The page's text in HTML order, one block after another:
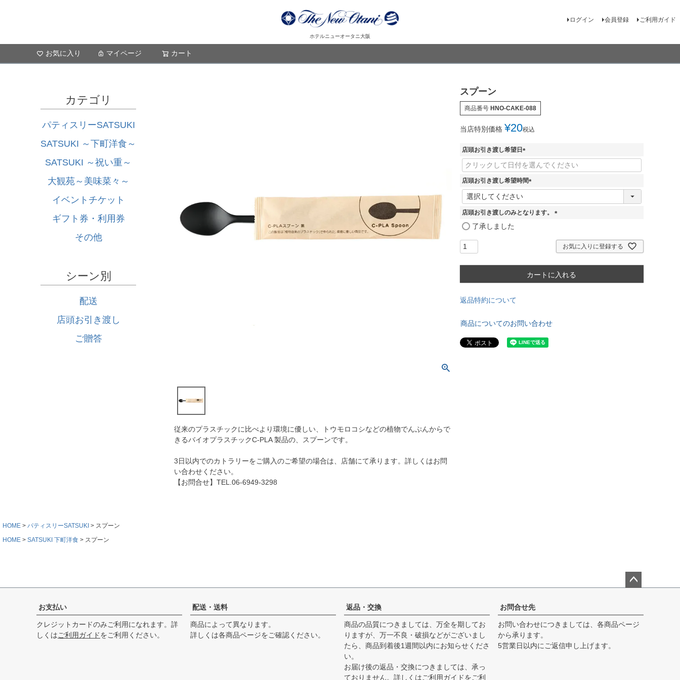
ホテルニューオータニ大阪
ログイン 会員登録 ご利用ガイド
お気に入り マイページ カート
カテゴリ
パティスリーSATSUKI
SATSUKI ～下町洋食～
SATSUKI ～祝い重～
大観苑～美味菜々～
イベントチケット
ギフト券・利用券
その他
シーン別
配送
店頭お引き渡し
ご贈答
従来のプラスチックに比べより環境に優しい、トウモロコシなどの植物でんぷんからで
きるバイオプラスチックC-PLA 製品の、スプーンです。
3日以内でのカトラリーをご購入のご希望の場合は、店舗にて承ります。詳しくはお問
い合わせください。
【お問合せ】TEL.06-6949-3298
スプーン
商品番号 HNO-CAKE-088
当店特別価格 ¥20税込
店頭お引き渡し希望日
(
必
須
)
店頭お引き渡し希望時間
(
須
店頭お引き渡しのみとなります。
須
了承しました
お気に入りに登録する
カートに入れる
返品特約について
商品についてのお問い合わせ
HOME パティスリーSATSUKI
スプーン
HOME
SATSUKI 下町洋食 スプーン
ップ
へ
お支払い
クレジットカードのみご利用になれます。詳
しくはご利用ガイドをご利用ください。
配送・送料
商品によって異なります。
詳しくは各商品ページをご確認ください。
返品・交換
商品の品質につきましては、万全を期してお
りますが、万一不良・破損などがございまし
たら、商品到着後1週間以内にお知らせくださ
い。
お届け後の返品・交換につきましては、承っ
ておりません。詳しくはご利用ガイドをご利
お問合せ先
お問い合わせにつきましては、各商品ページ
から承ります。
5営業日以内にご返信申し上げます。